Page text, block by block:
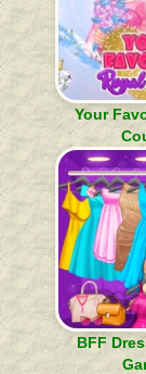
Your
BFF